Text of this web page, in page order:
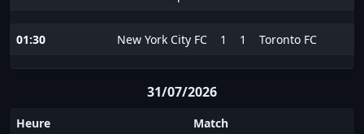
01:30 New York City FC 1 1 Toronto FC
31/07/2026
Heure Match